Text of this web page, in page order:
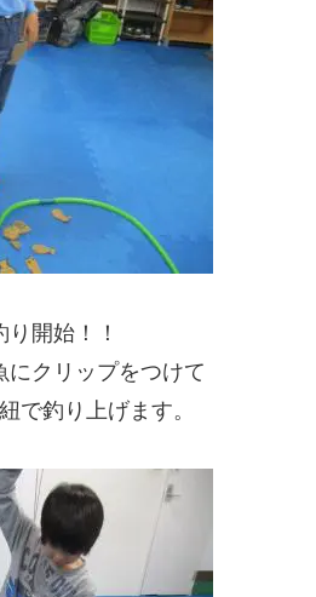
り開始！！
にクリップをつけて
で釣り上げます。